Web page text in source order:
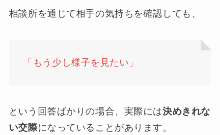
相談所を通じて相手の気持ちを確認しても、
「もう少し様子を見たい」
という回答ばかりの場合、実際には決めきれな
い交際になっていることがあります。